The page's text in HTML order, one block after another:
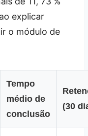
explicar
o módulo de
Tempo
médio de
conclusão
(30